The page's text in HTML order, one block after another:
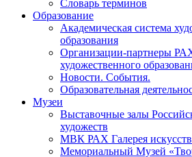
Словарь терминов
Образование
Академическая система
образования
Организации-партнеры
художественного
Новости. События.
Образовательная
Музеи
Выставочные залы
художеств
МВК РАХ Галерея искусств
Мемориальный Музей